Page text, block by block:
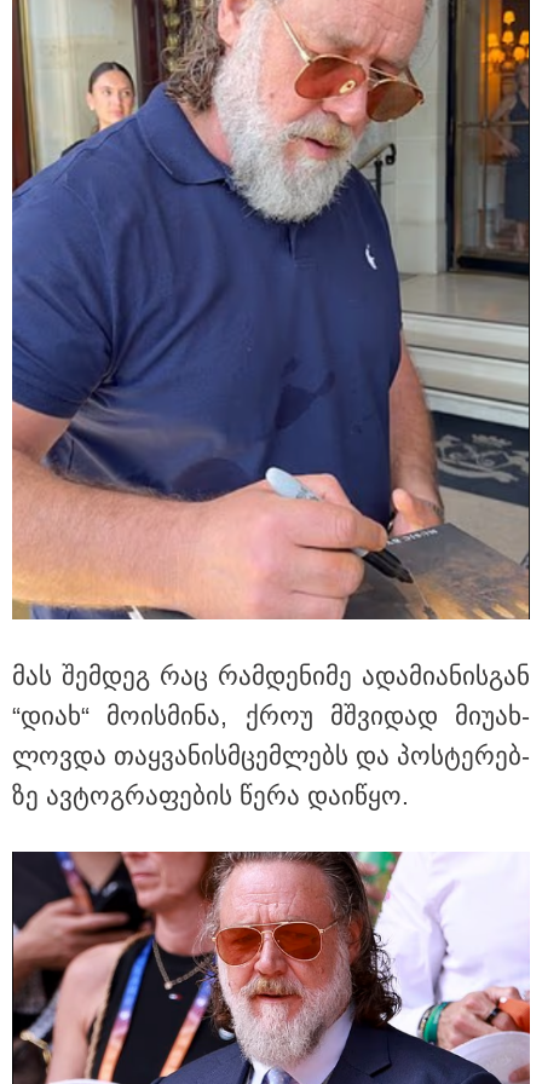
თბილისი - ჰერაკლიონი 1540.90
ლარიდან
თბილისი - ბუდაპეშტი 942.70
თბილისი - რომი 1364.80 ლარიდან
მნიშვნელოვანი ინფორმაცია
11:13 / 05-08-2026
Hisense წარმოგიდგენთ გზავნილს "ინოვაციები
უკეთესი ცხოვრებისათვის" FIFA-ს 2026 წლის
მსოფლიო ჩემპიონატზე™
სამართალი
მას შემ­დეგ რაც რამ­დე­ნი­მე ადა­მი­ა­ნის­გან
“დიახ“ მო­ის­მი­ნა, ქროუ მშვი­დად მი­უ­ახ­
ლოვ­და თაყ­ვა­ნის­მცემ­ლებს და პოს­ტე­რებ­
ზე ავ­ტოგ­რა­ფე­ბის წერა და­ი­წყო.